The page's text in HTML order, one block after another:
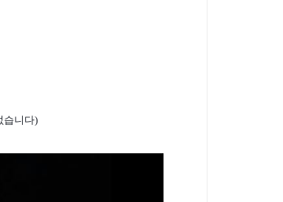
습니다)